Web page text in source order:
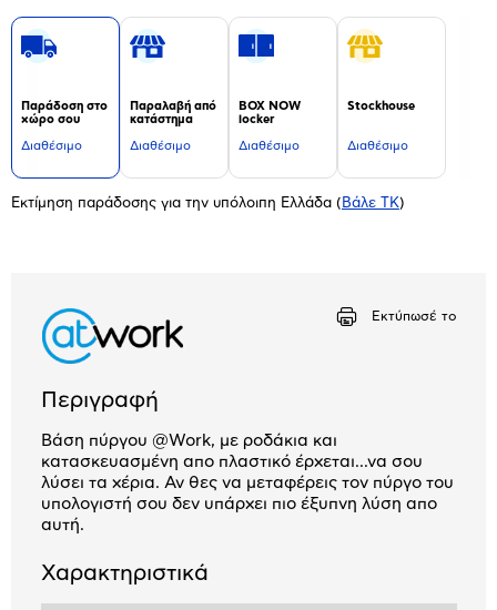
Παράδοση στο
χώρο σου
Διαθέσιμο
Παραλαβή από
κατάστημα
Διαθέσιμο
BOX NOW
locker
Διαθέσιμο
Stockhouse
Διαθέσιμο
Εκτίμηση παράδοσης για την υπόλοιπη Ελλάδα ( Βάλε ΤΚ)
Εκτύπωσέ το
Περιγραφή
Bάση πύργου @Work, με ροδάκια και
κατασκευασμένη απο πλαστικό έρχεται...να σου
λύσει τα χέρια. Αν θες να μεταφέρεις τον πύργο του
υπολογιστή σου δεν υπάρχει πιο έξυπνη λύση απο
αυτή.
Χαρακτηριστικά